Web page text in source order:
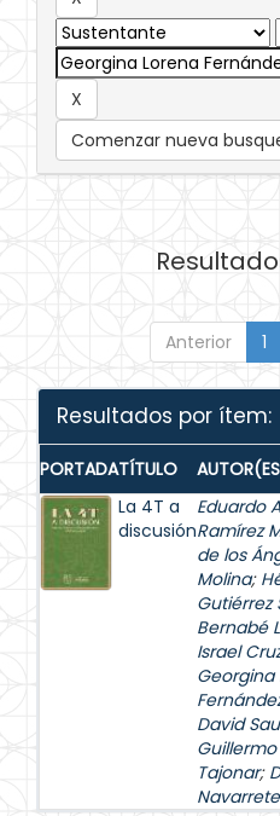
Comenzar nueva
Anterior 1
Resultados por ítem:
PORTADATÍTULO
La 4T a
discusión
Eduardo
Ramírez
de los
Molina;
Gutiérrez
Bernabé
Israel
Georgina
David
Tajonar;
Navarrete